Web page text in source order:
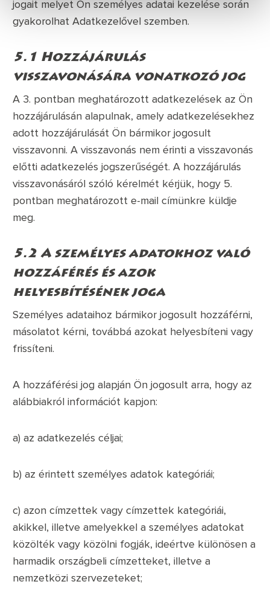
jogait melyet Ön személyes adatai kezelése során
gyakorolhat Adatkezelővel szemben.
5.1 Hozzájárulás
visszavonására vonatkozó jog
A 3. pontban meghatározott adatkezelések az Ön
hozzájárulásán alapulnak, amely adatkezelésekhez
adott hozzájárulását Ön bármikor jogosult
visszavonni. A visszavonás nem érinti a visszavonás
előtti adatkezelés jogszerűségét. A hozzájárulás
visszavonásáról szóló kérelmét kérjük, hogy 5.
pontban meghatározott e-mail címünkre küldje
meg.
5.2 A személyes adatokhoz való
hozzáférés és azok
helyesbítésének joga
Személyes adataihoz bármikor jogosult hozzáférni,
másolatot kérni, továbbá azokat helyesbíteni vagy
frissíteni.
A hozzáférési jog alapján Ön jogosult arra, hogy az
alábbiakról információt kapjon:
a) az adatkezelés céljai;
b) az érintett személyes adatok kategóriái;
c) azon címzettek vagy címzettek kategóriái,
akikkel, illetve amelyekkel a személyes adatokat
közölték vagy közölni fogják, ideértve különösen a
harmadik országbeli címzetteket, illetve a
nemzetközi szervezeteket;